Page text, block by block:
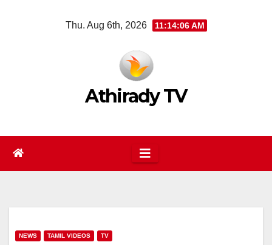
Thu. Aug 6th, 2026 11:14:06 AM
Athirady TV
NEWS TAMIL VIDEOS TV